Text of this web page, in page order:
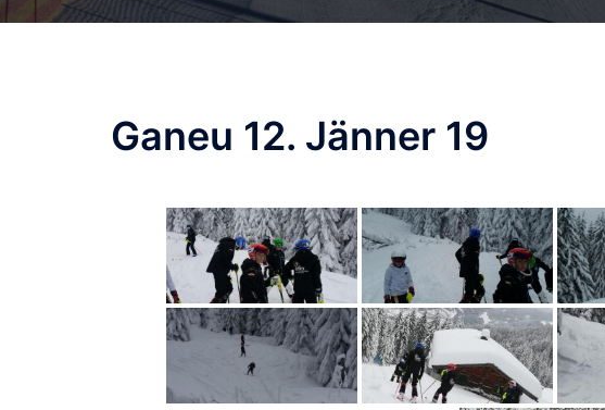
Ganeu 12. Jänner 19